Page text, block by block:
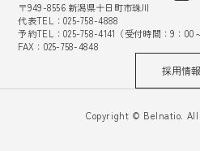
〒949-8556 新潟県十日町市珠川
代表TEL：025-758-4888
予約TEL：025-758-4141（受付時間：9：00
FAX：025-758-4848
採用情報
Copyright © Belnatio. All